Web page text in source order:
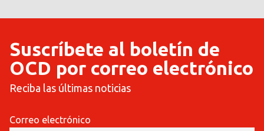
Suscríbete al boletín de
OCD por correo electrónico
Reciba las últimas noticias
Correo electrónico